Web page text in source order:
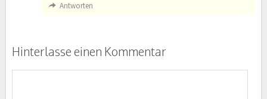
Antworten
Hinterlasse einen Kommentar